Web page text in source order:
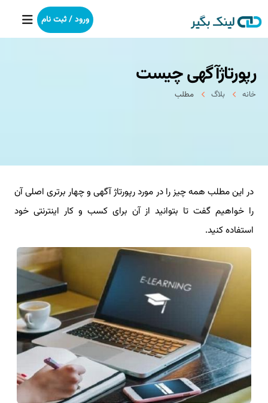
خانه
بکلینک
خدمات ما
درباره ما
آموزش
ورود / ثبت نام
رپورتاژآگهی چیست
خانه بلاگ مطلب
در این مطلب همه چیز را در مورد رپورتاژ آگهی و چهار برتری اصلی آن
را خواهیم گفت تا بتوانید از آن برای كسب و كار اینترنتی خود
استفاده كنید.